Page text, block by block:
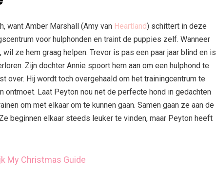
want Amber Marshall (Amy van Heartland) schittert in deze
voor hulphonden en traint de puppies zelf. Wanneer
ze hem graag helpen. Trevor is pas een paar jaar blind en is
Zijn dochter Annie spoort hem aan om een hulphond te
over. Hij wordt toch overgehaald om het trainingcentrum te
ontmoet. Laat Peyton nou net de perfecte hond in gedachten
om met elkaar om te kunnen gaan. Samen gaan ze aan de
beginnen elkaar steeds leuker te vinden, maar Peyton heeft
My Christmas Guide